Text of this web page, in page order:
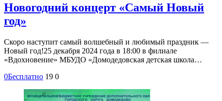
Новогодний концерт «Самый Новый
год»
Скоро наступит самый волшебный и любимый праздник —
Новый год!25 декабря 2024 года в 18:00 в филиале
«Вдохновение» МБУДО «Домодедовская детская школа…
0Бесплатно 19 0